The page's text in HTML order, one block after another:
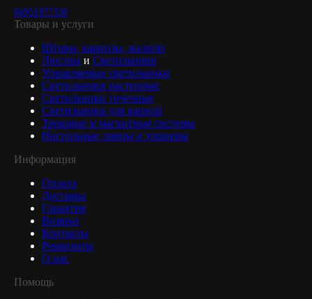
84951977330
Товары и услуги
Шторы, карнизы, жалюзи
Люстры и Светильники
Управляемые светильники
Светильники настенные
Светильники точечные
Светильники для ванной
Трековые и магнитные системы
Настольные лампы и торшеры
Информация
Оплата
Доставка
Гарантия
Возврат
Контакты
Реквизиты
О нас
Помощь